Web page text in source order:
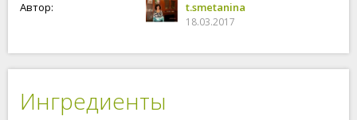
Автор:
t.smetanina
18.03.2017
Ингредиенты